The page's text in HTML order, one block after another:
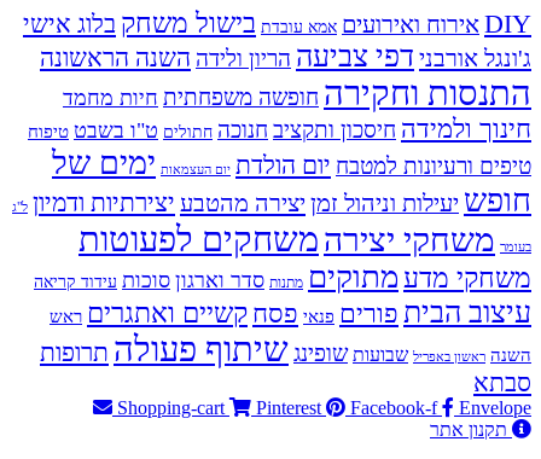
DIYאירוח ואירועים אמא עובדת בישול משחק בלוג אישי
ג'ונגל אורבני דפי צביעה הריון ולידה השנה הראשונה
התנסות וחקירה חופשה משפחתית חיות מחמד
חינוך ולמידה חיסכון ותקציב חנוכה חתולים ט"ו בשבט טיפוח
טיפים ורעיונות למטבח יום הולדת יום העצמאות ימים של
חופש יעילות וניהול זמן יצירה מהטבע יצירתיות ודמיון ל"ג
בעומר משחקי יצירהמשחקים לפעוטות
משחקי מדע מתוקים מתנות סדר וארגון סוכות עידוד קריאה
עיצוב הבית פורים פנאי פסח קשיים ואתגרים ראש
השנה ראשון באפריל שבועות שופינגשיתוף פעולה תרופות
סבתא
Shopping-cart Pinterest Facebook-f
Envelope
תקנון אתר